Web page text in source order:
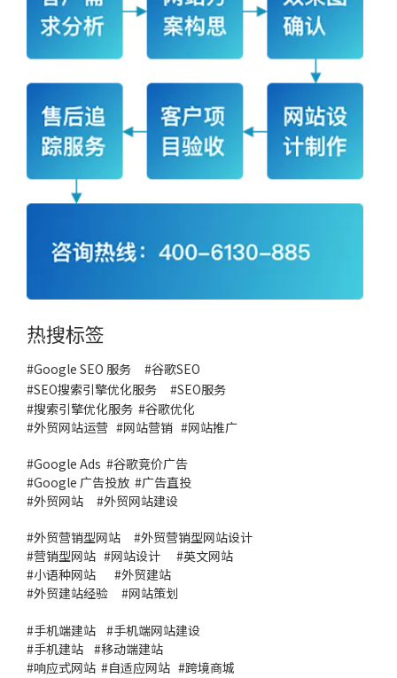
热搜标签
#Google SEO 服务 #谷歌SEO
#SEO搜索引擎优化服务 #SEO服务
#搜索引擎优化服务 #谷歌优化
#外贸网站运营 #网站营销 #网站推广
#Google Ads #谷歌竞价广告
#Google 广告投放 #广告直投
#外贸网站 #外贸网站建设
#外贸营销型网站 #外贸营销型网站设计
#营销型网站 #网站设计 #英文网站
#小语种网站 #外贸建站
#外贸建站经验 #网站策划
#手机端建站 #手机端网站建设
#手机建站 #移动端建站
#响应式网站 #自适应网站 #跨境商城